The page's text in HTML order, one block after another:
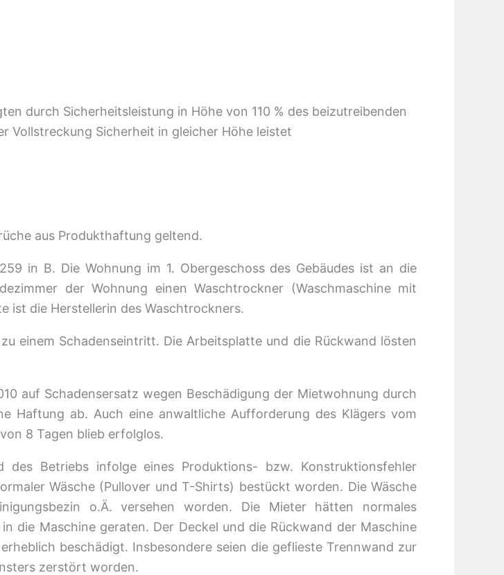
durch Sicherheitsleistung in Höhe von 110 % des beizutreibenden
Vollstreckung Sicherheit in gleicher Höhe leistet
aus Produkthaftung geltend.
in B. Die Wohnung im 1. Obergeschoss des Gebäudes ist an die
der Wohnung einen Waschtrockner (Waschmaschine mit
ist die Herstellerin des Waschtrockners.
einem Schadenseintritt. Die Arbeitsplatte und die Rückwand lösten
auf Schadensersatz wegen Beschädigung der Mietwohnung durch
Haftung ab. Auch eine anwaltliche Aufforderung des Klägers vom
8 Tagen blieb erfolglos.
Betriebs infolge eines Produktions- bzw. Konstruktionsfehler
Wäsche (Pullover und T-Shirts) bestückt worden. Die Wäsche
o.Ä. versehen worden. Die Mieter hätten normales
die Maschine geraten. Der Deckel und die Rückwand der Maschine
beschädigt. Insbesondere seien die geflieste Trennwand zur
zerstört worden.